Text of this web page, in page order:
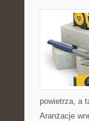
powietrza, a
Aranżacje